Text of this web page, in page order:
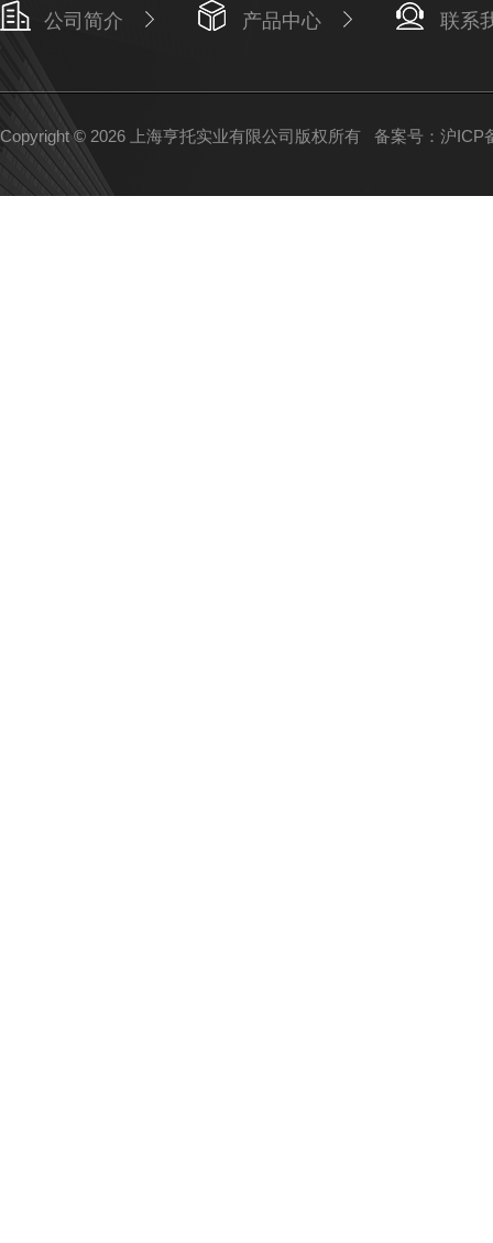
公司简介 产品中心 联系
Copyright © 2026 上海亨托实业有限公司版权所有 备案号：沪ICP